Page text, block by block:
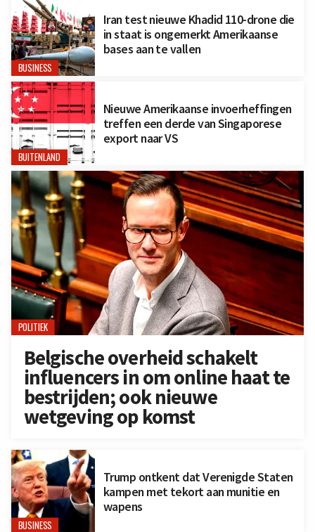
BUSINESS
Iran test nieuwe Khadid 110-drone die
in staat is ongemerkt Amerikaanse
bases aan te vallen
BUITENLAND
Nieuwe Amerikaanse invoerheffingen
treffen een derde van Singaporese
export naar VS
POLITIEK
Belgische overheid schakelt
influencers in om online haat te
bestrijden; ook nieuwe
wetgeving op komst
BUSINESS
Trump ontkent dat Verenigde Staten
kampen met tekort aan munitie en
wapens